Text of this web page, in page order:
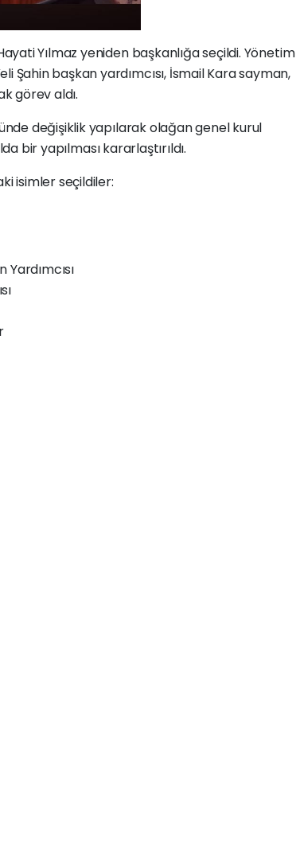
Yılmaz yeniden başkanlığa seçildi. Yönetim
Şahin başkan yardımcısı, İsmail Kara sayman,
görev aldı.
değişiklik yapılarak olağan genel kurul
bir yapılması kararlaştırıldı.
isimler seçildiler: